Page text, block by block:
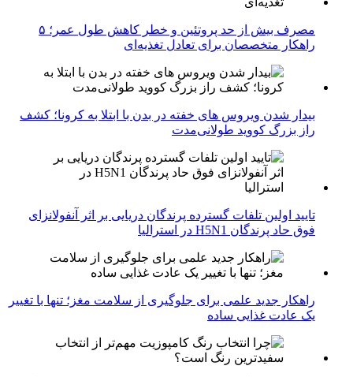
مصرف بیش از حد پروتئین و خطر کاهش طول عمر؛ ۵
راهکار متخصصان برای تعادل تغذیه‌ای
بیدار شدن ویروس‌ های خفته در بدن با ابتلا به کرونا؛ کشف
راز بزرگ کووید طولانی‌مدت
تایید اولین تلفات گسترده پرندگان دریایی بر اثر آنفولانزای
فوق حاد پرندگان H5N1 در استرالیا
راهکار جدید علمی برای جلوگیری از سلامت مغز؛ تنها با تغییر
یک عادت غذایی ساده